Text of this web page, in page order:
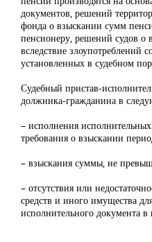
документов, решений
фонда о взыскании сумм
пенсионеру, решений судов о
вследствие злоупотреблений
установленных в судебном
Судебный пристав-
должника-гражданина в
– исполнения
требования о взыскании
– взыскания суммы, не
– отсутствия или
средств и иного имущества
исполнительного документа